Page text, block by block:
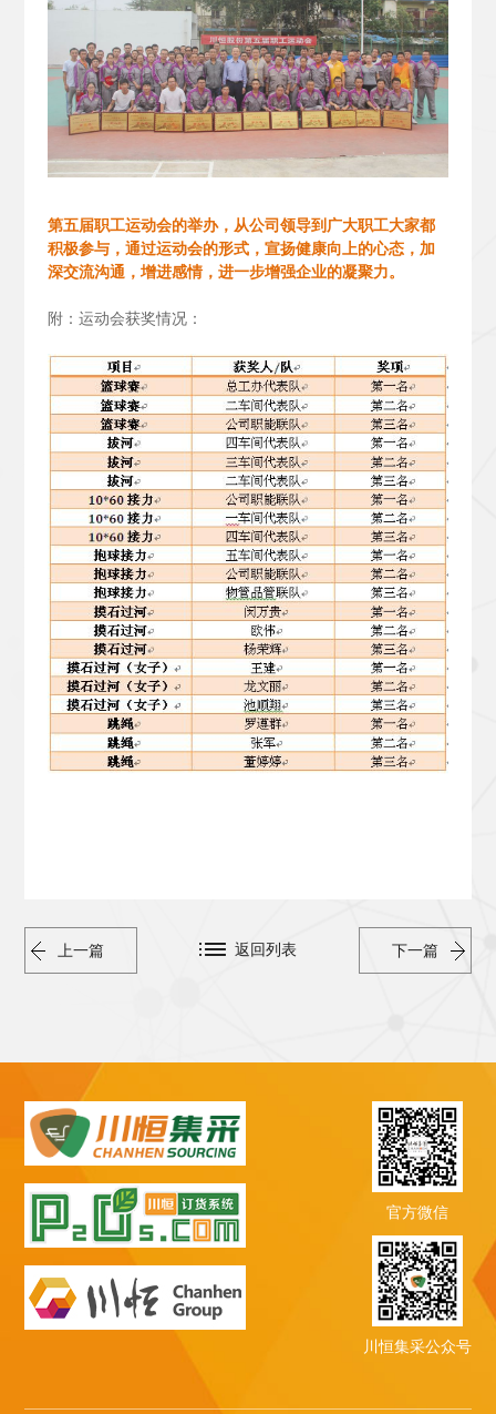
第五届职工运动会的举办，从公司领导到广大职工大家都
积极参与，通过运动会的形式，宣扬健康向上的心态，加
深交流沟通，增进感情，进一步增强企业的凝聚力。
附：运动会获奖情况：
上一篇 下一篇
返回列表
官方微信
川恒集采公众号